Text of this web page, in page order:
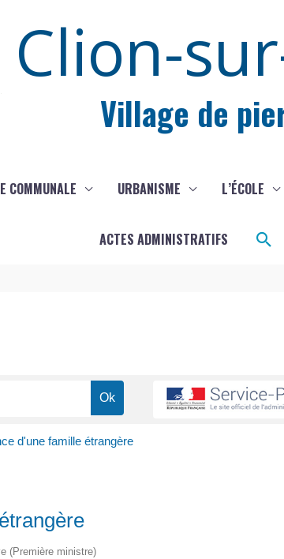
Clion-
Village de
COMMUNALE URBANISME L’ÉCOLE
ACTES ADMINISTRATIFS
d'une famille étrangère
(Première ministre)